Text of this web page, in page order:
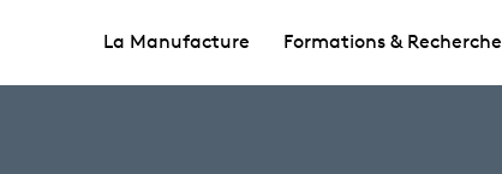
La Manufacture Formations & Recherche